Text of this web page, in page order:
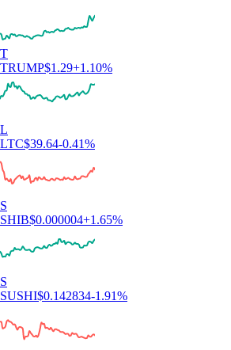
T
TRUMP$1.29+1.10%
L
LTC$39.64-0.41%
S
SHIB$0.000004+1.65%
S
SUSHI$0.142834-1.91%